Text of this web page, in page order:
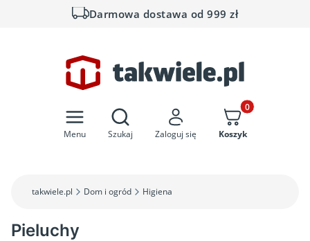
Darmowa dostawa od 999 zł
Menu
Otwórz wyszukiwarkę
Szukaj Zaloguj się
Produkty w
Koszyk
takwiele.pl Dom i ogród Higiena
Pieluchy